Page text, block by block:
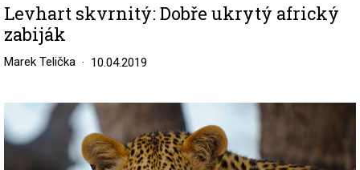
Levhart skvrnitý: Dobře ukrytý africký
zabiják
Marek Telička 10.04.2019
Image